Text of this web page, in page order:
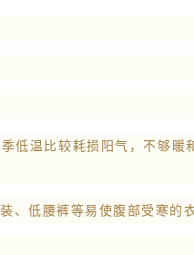
低温比较耗损阳气，不够暖
、低腰裤等易使腹部受寒的衣